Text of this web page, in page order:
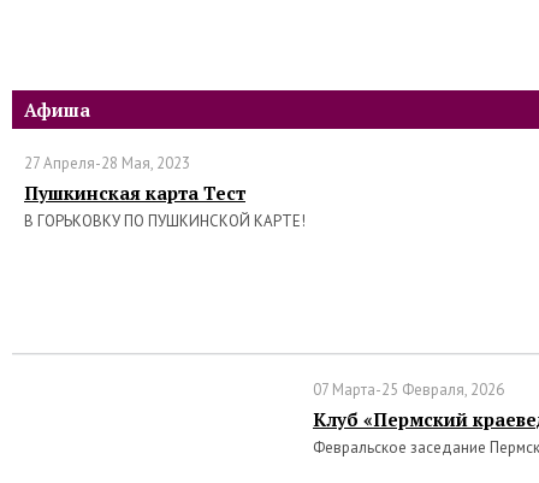
Афиша
27 Апреля-28 Мая, 2023
Пушкинская карта Тест
В ГОРЬКОВКУ ПО ПУШКИНСКОЙ КАРТЕ!
07 Марта-25 Февраля, 2026
Клуб «Пермский
Февральское заседание